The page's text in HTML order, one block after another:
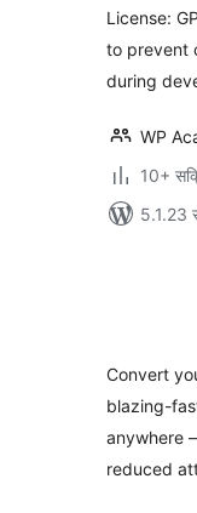
License:
to prevent
during
WP
10+
5.1.23
Convert
blazing-
anywhere
reduced